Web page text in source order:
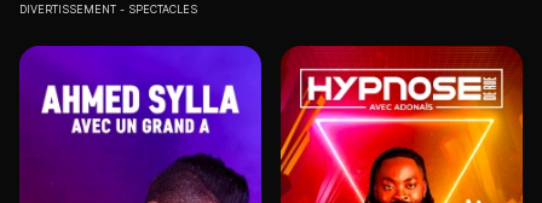
DIVERTISSEMENT SPECTACLES